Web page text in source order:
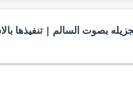
بصوت السالم | تنفيذها